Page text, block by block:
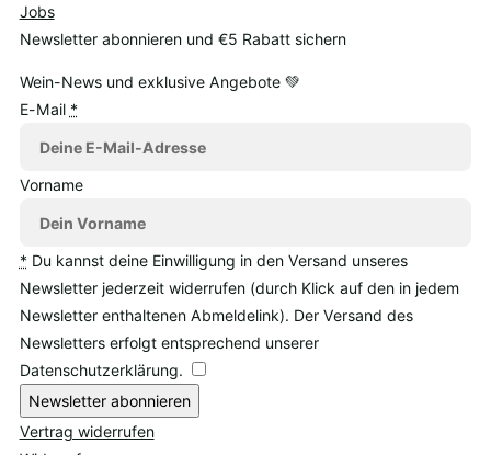
Jobs
Newsletter abonnieren und €5 Rabatt sichern
Wein-News und exklusive Angebote 💚
E-Mail *
Vorname
* Du kannst deine Einwilligung in den Versand unseres
Newsletter jederzeit widerrufen (durch Klick auf den in jedem
Newsletter enthaltenen Abmeldelink). Der Versand des
Newsletters erfolgt entsprechend unserer
Datenschutzerklärung.
Newsletter abonnieren
Vertrag widerrufen